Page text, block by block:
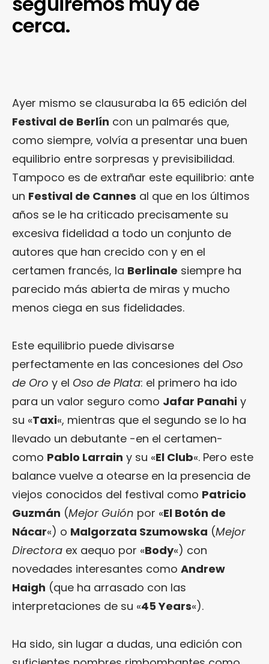
cerca.
Ayer mismo se clausuraba la 65 edición del
Festival de Berlín con un palmarés que,
como siempre, volvía a presentar una buen
equilibrio entre sorpresas y previsibilidad.
Tampoco es de extrañar este equilibrio: ante
un Festival de Cannes al que en los últimos
años se le ha criticado precisamente su
excesiva fidelidad a todo un conjunto de
autores que han crecido con y en el
certamen francés, la Berlinale siempre ha
parecido más abierta de miras y mucho
menos ciega en sus fidelidades.
Este equilibrio puede divisarse
perfectamente en las concesiones del Oso
de Oro y el Oso de Plata: el primero ha ido
para un valor seguro como Jafar Panahi y
su «Taxi«, mientras que el segundo se lo ha
llevado un debutante -en el certamen-
como Pablo Larrain y su «El Club«. Pero este
balance vuelve a otearse en la presencia de
viejos conocidos del festival como Patricio
Guzmán (Mejor Guión por «El Botón de
Nácar«) o Malgorzata Szumowska (Mejor
Directora ex aequo por «Body«) con
novedades interesantes como Andrew
Haigh (que ha arrasado con las
interpretaciones de su «45 Years«).
Ha sido, sin lugar a dudas, una edición con